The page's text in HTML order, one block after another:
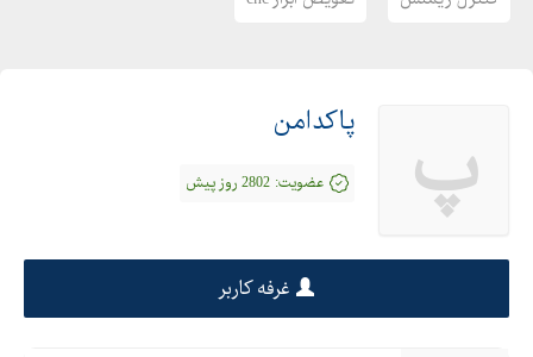
پ پاکدامن
عضویت: 2802 روز پیش
غرفه کاربر